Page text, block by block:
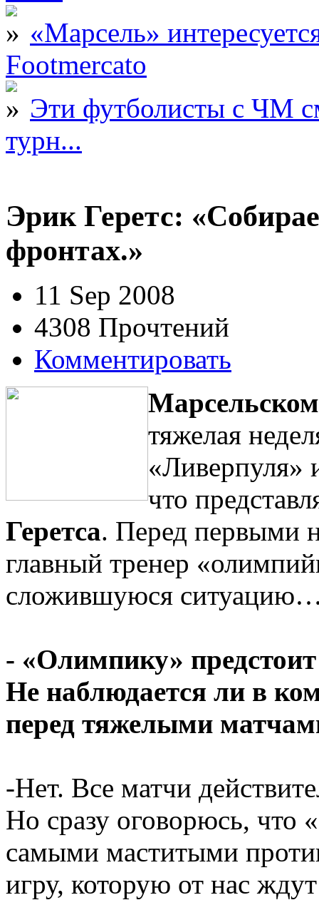
«Марсель»
Footmercato
Эти футболисты с ЧМ
турн...
Эрик Геретс:
фронтах.»
11 Sep 2008
4308 Прочтений
Комментировать
тяжелая
«Ливерпуля»
что
Геретса. Перед первыми
главный тренер
сложившуюся
- «Олимпику»
Не наблюдается ли в
перед тяжелыми
-Нет. Все матчи
Но сразу оговорюсь,
самыми маститыми
игру, которую от нас